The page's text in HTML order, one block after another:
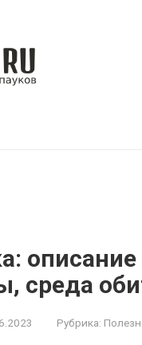
среда
Рубрика: